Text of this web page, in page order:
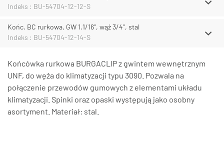
Indeks : BU-54704-12-12-S
Końc. BC rurkowa, GW 1.1/16", wąż 3/4", stal
Indeks : BU-54704-12-14-S
Końcówka rurkowa BURGACLIP z gwintem wewnętrznym
UNF, do węża do klimatyzacji typu 3090. Pozwala na
połączenie przewodów gumowych z elementami układu
klimatyzacji. Spinki oraz opaski występują jako osobny
asortyment. Materiał: stal.